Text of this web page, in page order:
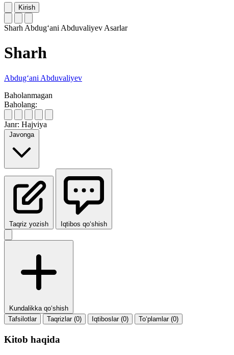
Kirish
Sharh Abdug‘ani Abduvaliyev Asarlar
Sharh
Abdug‘ani Abduvaliyev
Baholanmagan
Baholang:
Janr: Hajviya
Javonga
Taqriz yozish Iqtibos qo‘shish
Kundalikka qo‘shish
Tafsilotlar
Taqrizlar (0) Iqtiboslar (0) To‘plamlar (0)
Kitob haqida